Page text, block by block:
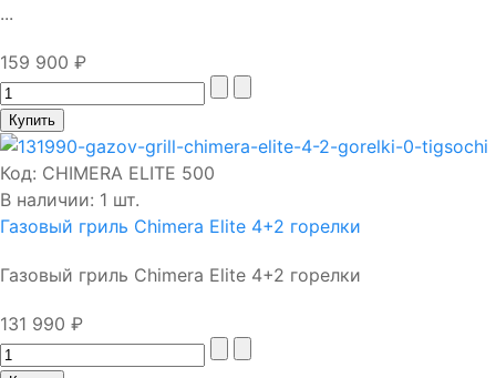
...
159 900 ₽
Код: CHIMERA ELITE 500
В наличии: 1 шт.
Газовый гриль Chimera Elite 4+2 горелки
Газовый гриль Chimera Elite 4+2 горелки
131 990 ₽